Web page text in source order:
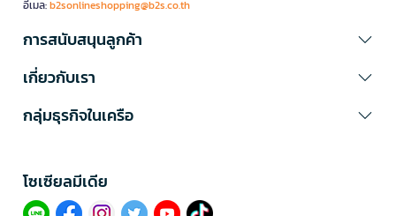
อีเมล:b2sonlineshopping@b2s.co.th
การสนับสนุนลูกค้า
เกี่ยวกับเรา
กลุ่มธุรกิจในเครือ
โซเซียลมีเดีย​